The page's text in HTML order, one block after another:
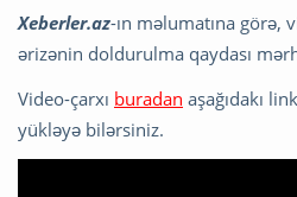
Xeberler.az-ın məlumatına görə,
ərizənin doldurulma qaydası
Video-çarxı buradan aşağıdakı
yükləyə bilərsiniz.